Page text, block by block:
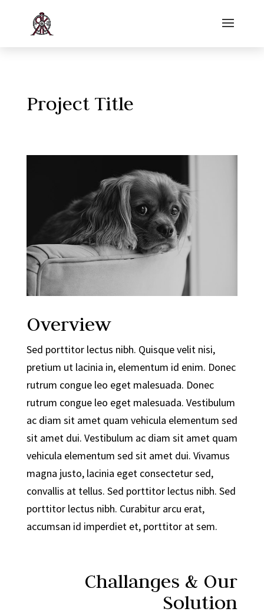
Project Title
Overview
Sed porttitor lectus nibh. Quisque velit nisi,
pretium ut lacinia in, elementum id enim. Donec
rutrum congue leo eget malesuada. Donec
rutrum congue leo eget malesuada. Vestibulum
ac diam sit amet quam vehicula elementum sed
sit amet dui. Vestibulum ac diam sit amet quam
vehicula elementum sed sit amet dui. Vivamus
magna justo, lacinia eget consectetur sed,
convallis at tellus. Sed porttitor lectus nibh. Sed
porttitor lectus nibh. Curabitur arcu erat,
accumsan id imperdiet et, porttitor at sem.
Challanges & Our
Solution